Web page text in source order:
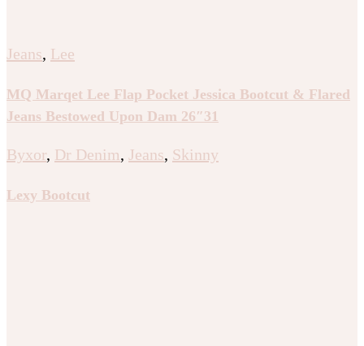
Jeans, Lee
MQ Marqet Lee Flap Pocket Jessica Bootcut & Flared
Jeans Bestowed Upon Dam 26″31
Byxor, Dr Denim, Jeans, Skinny
Lexy Bootcut